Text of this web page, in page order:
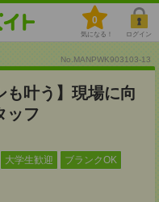
0
気になる！ ログイン
No.MANPWK903103-13
も叶う】現場に向
ッフ
大学生歓迎 ブランクOK